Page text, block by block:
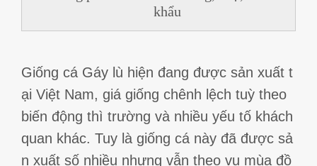
khẩu
Giống cá Gáy lù hiện đang được sản xuất t
ại Việt Nam, giá giống chênh lệch tuỳ theo
biến động thì trường và nhiều yếu tố khách
quan khác. Tuy là giống cá này đã được sả
n xuất số nhiều nhưng vẫn theo vụ mùa đồ